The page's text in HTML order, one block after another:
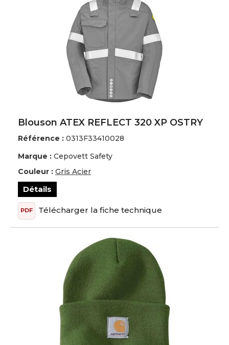
Blouson ATEX REFLECT 320 XP OSTRY
Référence : 0313F33410028
Marque : Cepovett Safety
Couleur : Gris Acier
Détails
PDF Télécharger la fiche technique